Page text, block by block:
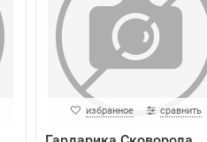
избранное сравнить